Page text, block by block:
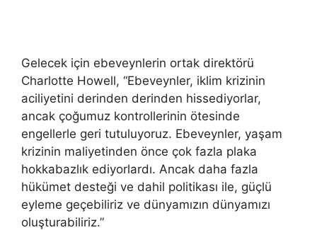
Gelecek için ebeveynlerin ortak direktörü
Charlotte Howell, “Ebeveynler, iklim krizinin
aciliyetini derinden derinden hissediyorlar,
ancak çoğumuz kontrollerinin ötesinde
engellerle geri tutuluyoruz. Ebeveynler, yaşam
krizinin maliyetinden önce çok fazla plaka
hokkabazlık ediyorlardı. Ancak daha fazla
hükümet desteği ve dahil politikası ile, güçlü
eyleme geçebiliriz ve dünyamızın dünyamızı
oluşturabiliriz.”